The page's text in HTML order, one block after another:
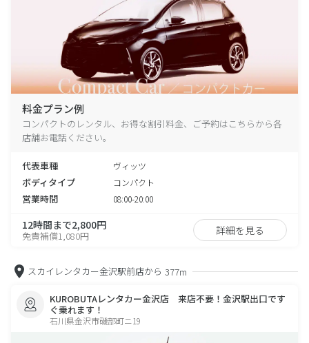
料金プラン例
コンパクトのレンタル、お得な割引料金、ご予約はこちらから各
店舗お電話ください。
代表車種 ヴィッツ
ボディタイプ コンパクト
営業時間 08:00-20:00
12時間まで2,800円
免責補償1,080円 詳細を見る
スカイレンタカー金沢駅前店から 377m
KUROBUTAレンタカー金沢店 来店不要！金沢駅出口です
ぐ乗れます！
石川県金沢市磯部町ニ19